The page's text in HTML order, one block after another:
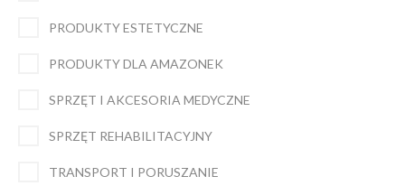
PRODUKTY ESTETYCZNE
PRODUKTY DLA AMAZONEK
SPRZĘT I AKCESORIA MEDYCZNE
SPRZĘT REHABILITACYJNY
TRANSPORT I PORUSZANIE